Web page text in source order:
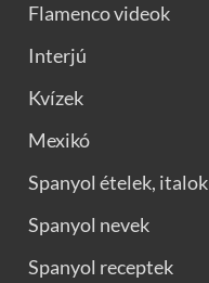
Flamenco videok
Interjú
Kvízek
Mexikó
Spanyol ételek, italok
Spanyol nevek
Spanyol receptek